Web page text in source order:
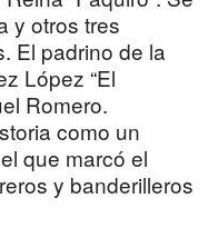
y otros tres
El padrino de la
López “El
Romero.
como un
que marcó el
y banderilleros